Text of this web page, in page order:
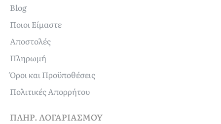
Blog
Ποιοι Είμαστε
Αποστολές
Πληρωμή
Όροι και Προϋποθέσεις
Πολιτικές Απορρήτου
ΠΛΗΡ. ΛΟΓΑΡΙΑΣΜΟΎ